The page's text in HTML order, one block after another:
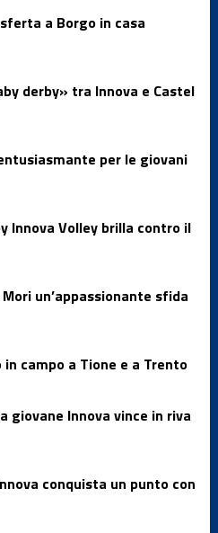
a Borgo in casa
derby» tra Innova e Castel
per le giovani
Innova Volley brilla contro il
un’appassionante sfida
campo a Tione e a Trento
giovane Innova vince in riva
conquista un punto con